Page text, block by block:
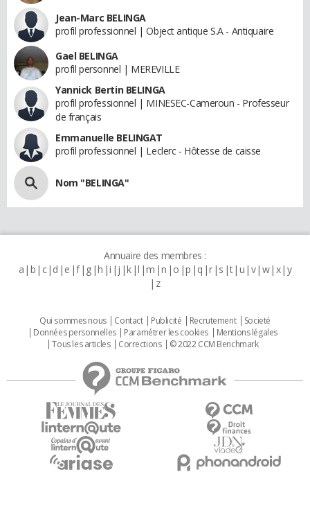
Jean-Marc BELINGA
profil professionnel | Object antique S.A - Antiquaire
Gael BELINGA
profil personnel | MEREVILLE
Yannick Bertin BELINGA
profil professionnel | MINESEC-Cameroun - Professeur
de français
Emmanuelle BELINGAT
profil professionnel | Leclerc - Hôtesse de caisse
Nom "BELINGA"
Annuaire des membres :
a b c d e f g h i j k l m n o p q r s t u v w x y
z
Qui sommes nous Contact Publicité Recrutement
Societé
Données personnelles
Paramétrer les cookies
Mentions légales
Tous les articles
Corrections © 2022 CCM Benchmark